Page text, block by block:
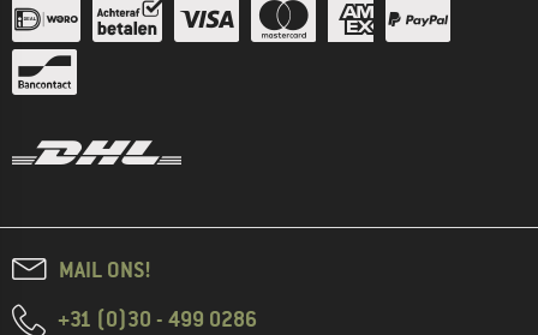
MAIL ONS!
+31 (0)30 - 499 0286